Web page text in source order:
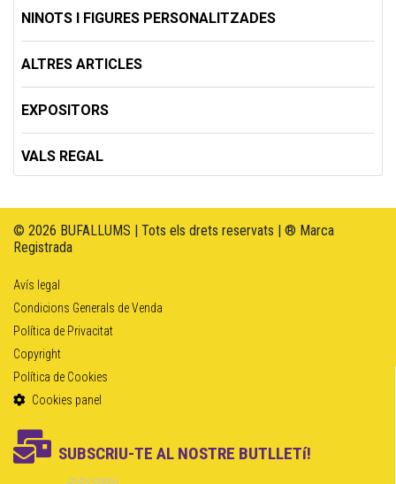
NINOTS I FIGURES PERSONALITZADES
ALTRES ARTICLES
EXPOSITORS
VALS REGAL
© 2026 BUFALLUMS | Tots els drets reservats | ® Marca
Registrada
Avís legal
Condicions Generals de Venda
Política de Privacitat
Copyright
Política de Cookies
Cookies panel
SUBSCRIU-TE AL NOSTRE BUTLLETí!